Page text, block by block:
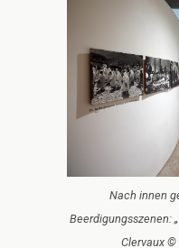
Nach innen
Beerdigungsszenen:
Clervaux ©